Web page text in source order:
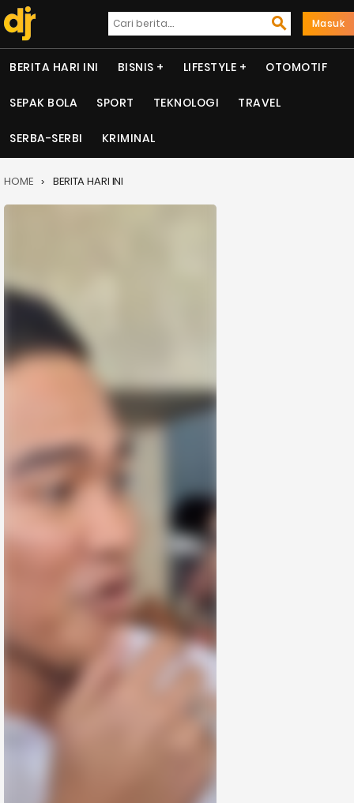
Masuk
BERITA HARI INI BISNIS LIFESTYLE OTOMOTIF
SEPAK BOLA SPORT TEKNOLOGI TRAVEL
SERBA-SERBI KRIMINAL
HOME BERITA HARI INI